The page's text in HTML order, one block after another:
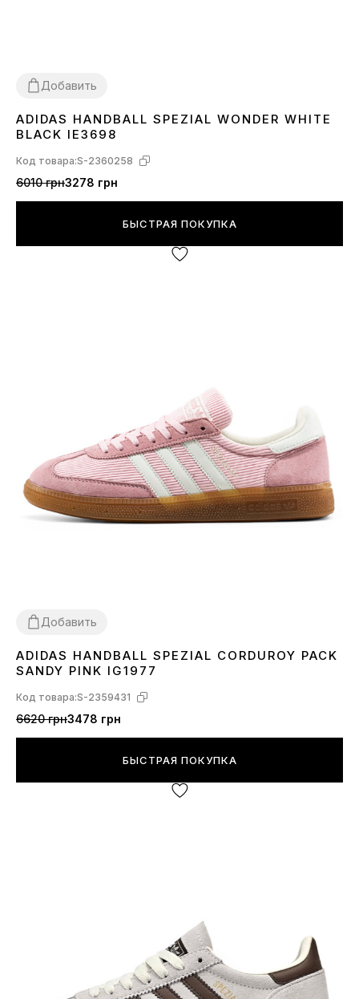
Добавить
37 3839 4041
ADIDAS HANDBALL SPEZIAL WONDER WHITE
BLACK IE3698
Код товара:S-2360258
6010 грн3278 грн
БЫСТРАЯ ПОКУПКА
Добавить
37 3940
ADIDAS HANDBALL SPEZIAL CORDUROY PACK
SANDY PINK IG1977
Код товара:S-2359431
6620 грн3478 грн
БЫСТРАЯ ПОКУПКА